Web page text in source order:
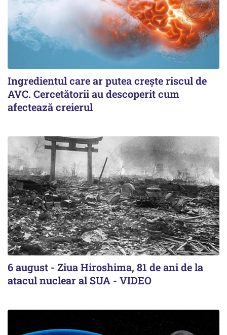
Ingredientul care ar putea crește riscul de
AVC. Cercetătorii au descoperit cum
afectează creierul
6 august - Ziua Hiroshima, 81 de ani de la
atacul nuclear al SUA - VIDEO